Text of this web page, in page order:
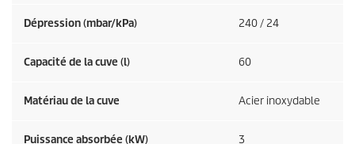
Dépression (mbar/kPa) 240 / 24
Capacité de la cuve (l) 60
Matériau de la cuve Acier inoxydable
Puissance absorbée (kW) 3